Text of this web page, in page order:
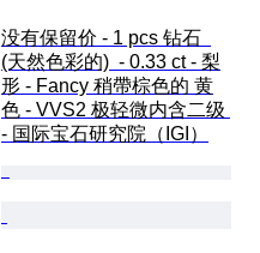
没有保留价 - 1 pcs 钻石
(天然色彩的)  - 0.33 ct - 梨
形 - Fancy 稍帶棕色的 黄
色 - VVS2 极轻微内含二级
- 国际宝石研究院（IGI）